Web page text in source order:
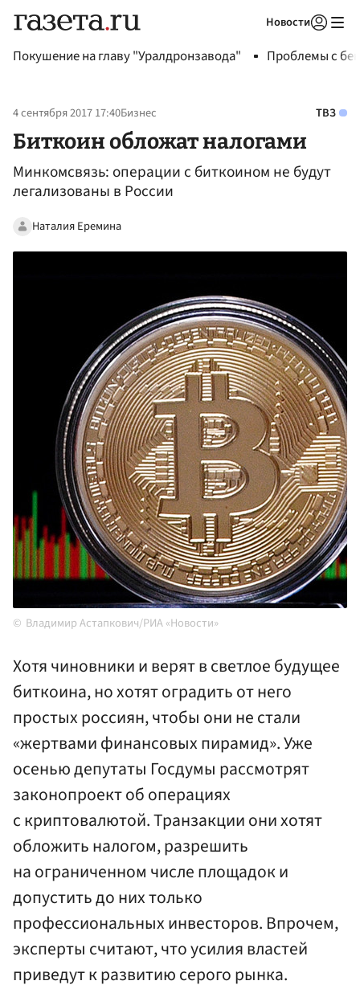
Новости
Покушение на главу "Уралдронзавода" Проблемы с
4 сентября 2017 17:40Бизнес ТВЗ
Биткоин обложат налогами
Минкомсвязь: операции с биткоином не будут
легализованы в России
Наталия Еремина
Владимир Астапкович/РИА «Новости»
Хотя чиновники и верят в светлое будущее
биткоина, но хотят оградить от него
простых россиян, чтобы они не стали
«жертвами финансовых пирамид». Уже
осенью депутаты Госдумы рассмотрят
законопроект об операциях
с криптовалютой. Транзакции они хотят
обложить налогом, разрешить
на ограниченном числе площадок и
допустить до них только
профессиональных инвесторов. Впрочем,
эксперты считают, что усилия властей
приведут к развитию серого рынка.